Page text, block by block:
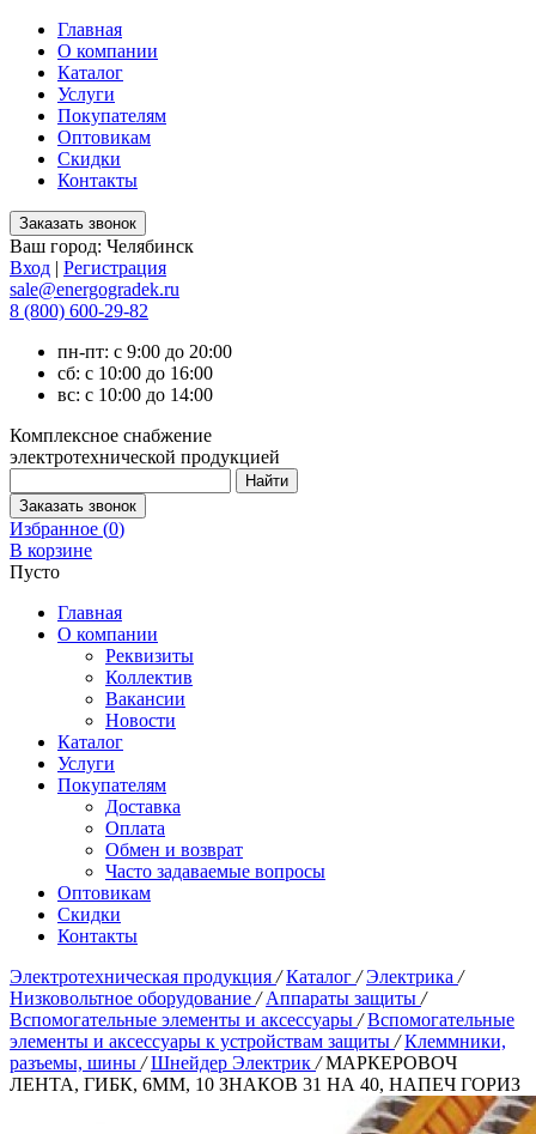
Главная
О компании
Каталог
Услуги
Покупателям
Оптовикам
Скидки
Контакты
Ваш город: Челябинск
Вход | Регистрация
sale@energogradek.ru
8 (800) 600-29-82
пн-пт: с 9:00 до 20:00
сб: с 10:00 до 16:00
вс: с 10:00 до 14:00
Комплексное снабжение
электротехнической продукцией
Избранное (0)
В корзине
Пусто
Главная
О компании
Реквизиты
Коллектив
Вакансии
Новости
Каталог
Услуги
Покупателям
Доставка
Оплата
Обмен и возврат
Часто задаваемые вопросы
Оптовикам
Скидки
Контакты
Электротехническая продукция / Каталог / Электрика /
Низковольтное оборудование / Аппараты защиты /
Вспомогательные элементы и аксессуары / Вспомогательные
элементы и аксессуары к устройствам защиты / Клеммники,
разъемы, шины / Шнейдер Электрик / МАРКЕРОВОЧ
ЛЕНТА, ГИБК, 6ММ, 10 ЗНАКОВ 31 НА 40, НАПЕЧ ГОРИЗ